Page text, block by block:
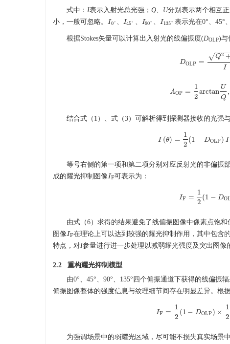
式中： I表示入射光总光强； Q U分别表示两个相互
小，一般可忽略。
I0°
I0° I45°
I45° I90°
I90° I135°
I135 °表示光在0°、45°
根据Stokes矢量可以计算出入射光的线偏振度(DOLP)与
DOLP =
Q2
−−−
√
I
D OLP=Q2+
AOP =
1
2
arctan
U
Q
,
A OP=12arctan U
结合式（1）、式（3）可解析得到探测器接收的光强
I (θ) =
1
2
(1 − DOLP) I
I( θ)=1 2(1−DOLP)
等号右侧的第一项和第二项分别对应反射光的非偏振
成的耀光抑制图像 IF
IF可表示为：
IF =
1
2
(1 − D
I F=1 2 (1−D
由式（6）求得的结果避免了线偏振图像中像素点饱和
图像 IF
IF在理论上可以达到较强的耀光抑制作用，其中包含的
特点，对I参量进行进一步处理以减弱耀光强度及突出图像
2.2 重构耀光抑制模型
由0°、45°、90°、135°四个偏振通道下获得的线偏
偏振图像整体的强度信息与纹理细节间存在明显差异。根
IF =
1
2
(1 − DOLP) ×
1
2
IF=12( 1−DOLP) ×1
为强调场景中的弱耀光区域，尽可能不损失真实场景